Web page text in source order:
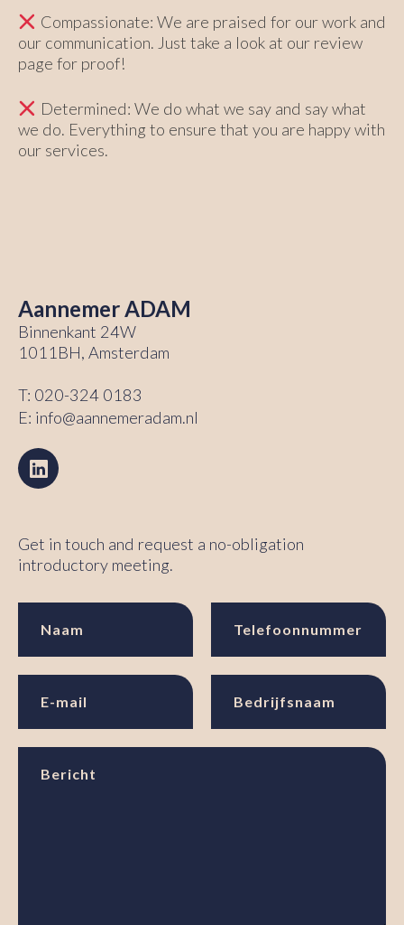
Compassionate: We are praised for our work and
our communication. Just take a look at our review
page for proof!
Determined: We do what we say and say what
we do. Everything to ensure that you are happy with
our services.
Aannemer ADAM
Binnenkant 24W
1011BH, Amsterdam
T: 020-324 0183
E: info@aannemeradam.nl
Get in touch and request a no-obligation
introductory meeting.